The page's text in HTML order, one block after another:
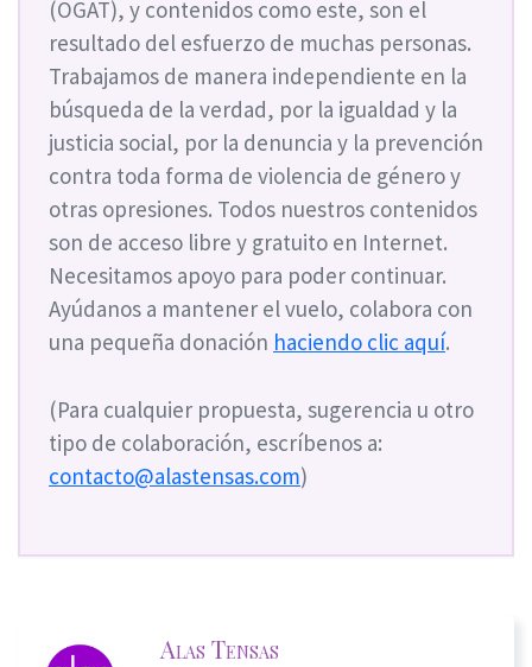
(OGAT), y contenidos como este, son el
resultado del esfuerzo de muchas personas.
Trabajamos de manera independiente en la
búsqueda de la verdad, por la igualdad y la
justicia social, por la denuncia y la prevención
contra toda forma de violencia de género y
otras opresiones. Todos nuestros contenidos
son de acceso libre y gratuito en Internet.
Necesitamos apoyo para poder continuar.
Ayúdanos a mantener el vuelo, colabora con
una pequeña donación haciendo clic aquí.
(Para cualquier propuesta, sugerencia u otro
tipo de colaboración, escríbenos a:
contacto@alastensas.com)
Alas Tensas